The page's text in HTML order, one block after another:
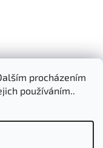
procházením
používáním..